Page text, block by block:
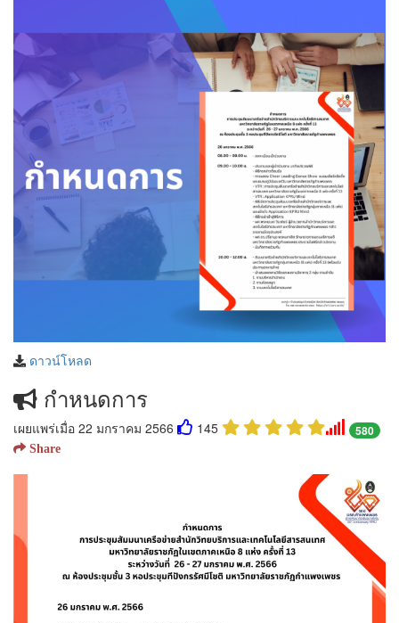
ดาวน์โหลด
กำหนดการ
เผยแพร่เมื่อ 22 มกราคม 2566 145 580
Share